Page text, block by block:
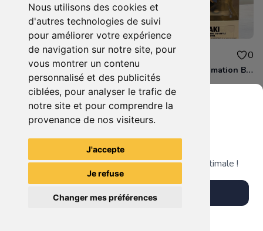
Nous utilisons des cookies et
d'autres technologies de suivi
pour améliorer votre expérience
de navigation sur notre site, pour
vous montrer un contenu
personnalisé et des publicités
ciblées, pour analyser le trafic de
notre site et pour comprendre la
provenance de nos visiteurs.
J'accepte
Je refuse
Changer mes préférences
12.00€ 0
Figurine POP Animation Fruits Basket 882 Shigure Soma neuve non deboxee
12.00€ 0
Figurine POP Animation Boruto 1036 Kawaki neuve non deboxee
Voir tous les articles du vendeur
Grenier du Geek
Télécharge notre app pour une expérience optimale !
Télécharger l'app